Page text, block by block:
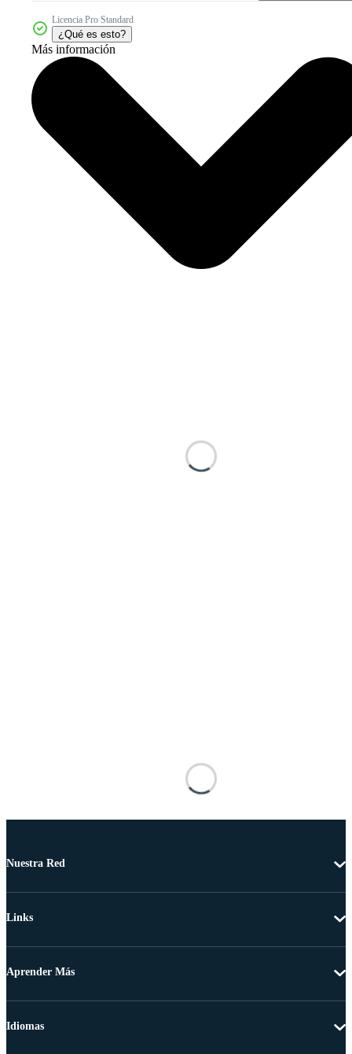
Licencia Pro Standard
¿Qué es esto?
Más información
Nuestra Red
Links
Aprender Más
Idiomas